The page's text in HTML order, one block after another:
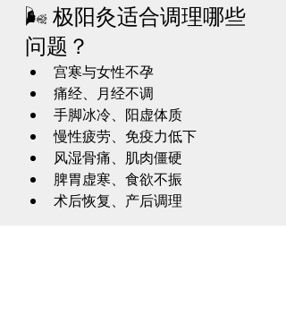
🌬️ 极阳灸适合调理哪些
问题？
宫寒与女性不孕
痛经、月经不调
手脚冰冷、阳虚体质
慢性疲劳、免疫力低下
风湿骨痛、肌肉僵硬
脾胃虚寒、食欲不振
术后恢复、产后调理